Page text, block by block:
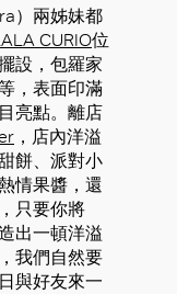
）兩姊妹都
CURIO位
設，包羅家
，表面印滿
亮點。離店
，店內洋溢
餅、派對小
情果醬，還
只要你將
出一頓洋溢
我們自然要
與好友來一